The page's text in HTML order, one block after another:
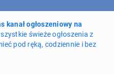
Moje ogłoszenia
ogłoszeń
kanał ogłoszeniowy na
świeże ogłoszenia z
pod ręką, codziennie i bez